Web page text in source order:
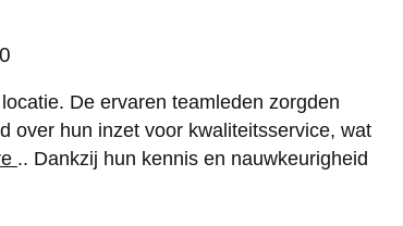
De ervaren teamleden zorgden
over hun inzet voor kwaliteitsservice, wat
.. Dankzij hun kennis en nauwkeurigheid